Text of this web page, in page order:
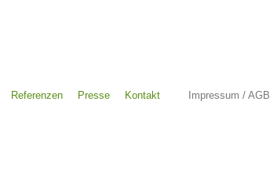
Referenzen Presse Kontakt Impressum / AGB